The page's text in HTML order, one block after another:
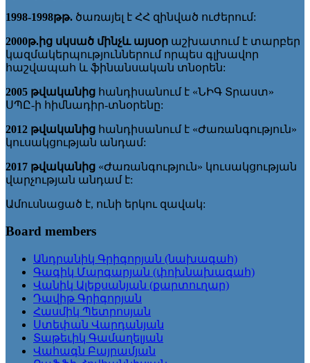
1998-1998թթ. ծառայել է ՀՀ զինված ուժերում:
2000թ.ից սկսած մինչև այսօր աշխատում է տարբեր
կազմակերպություններում որպես գլխավոր
հաշվապահ և ֆինանսական տնօրեն:
2005 թվականից հանդիսանում է «ՆԻԳ Տրաստ»
ՍՊԸ-ի հիմնադիր-տնօրենը:
2012 թվականից հանդիսանում է «Ժառանգություն»
կուսակցության անդամ:
2017 թվականից «Ժառանգություն» կուսակցության
վարչության անդամ է:
Ամուսնացած է, ունի երկու զավակ:
Board members
Անդրանիկ Գրիգորյան (նախագահ)
Գագիկ Մարգարյան (փոխնախագահ)
Վանիկ Ալեքսանյան (քարտուղար)
Դավիթ Գրիգորյան
Հասմիկ Պետրոսյան
Ստեփան Վարդանյան
Տաթեւիկ Գամաղելյան
Վահագն Բայրամյան